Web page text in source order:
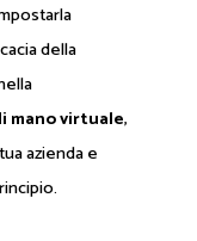
della
mano virtuale,
azienda e